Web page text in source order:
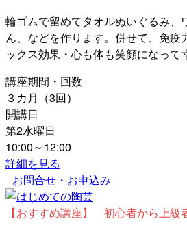
輪ゴムで留めてタオルぬいぐるみ、
ん、などを作ります。併せて、免疫
ックス効果・心も体も笑顔になっ
講座期間・回数
３カ月（3回）
開講日
第2水曜日
10:00～12:00
詳細を見る
お問合せ・お申込み
【おすすめ講座】 初心者から上級